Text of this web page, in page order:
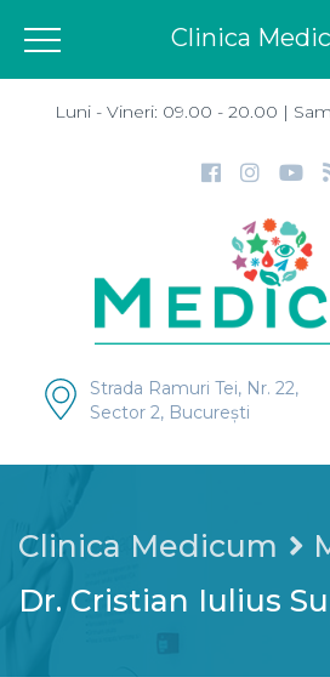
Luni - Vineri: 09.00 - 20.00 |
Strada Ramuri Tei, Nr. 22,
Sector 2, București
Clinica Medicum
Dr. Cristian Iulius
Clinica